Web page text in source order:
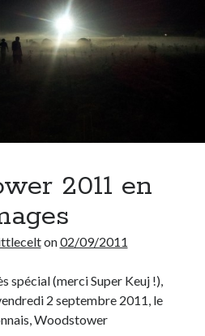
2011 en
on02/09/2011
spécial (merci Super Keuj !),
2 septembre 2011, le
Woodstower